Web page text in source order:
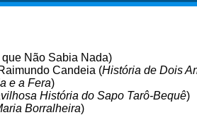
Não Sabia Nada)
Candeia (História de Dois
e a Fera)
História do Sapo Tarô-Bequê)
Borralheira)